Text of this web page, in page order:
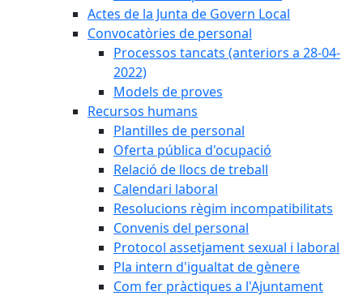
Actes de la Junta de Govern Local
Convocatòries de personal
Processos tancats (anteriors a 28-04-
2022)
Models de proves
Recursos humans
Plantilles de personal
Oferta pública d'ocupació
Relació de llocs de treball
Calendari laboral
Resolucions règim incompatibilitats
Convenis del personal
Protocol assetjament sexual i laboral
Pla intern d'igualtat de gènere
Com fer pràctiques a l'Ajuntament